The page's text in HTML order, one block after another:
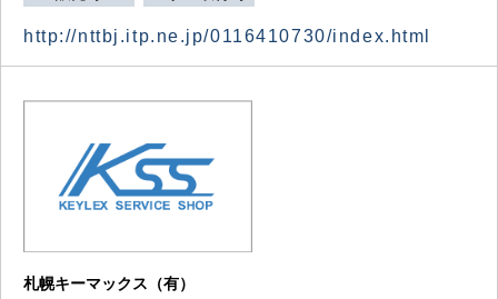
http://nttbj.itp.ne.jp/0116410730/index.html
札幌キーマックス（有）